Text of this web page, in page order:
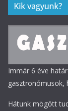
Kik vagyunk?
Immár 6 éve
gasztronómusok,
Hátunk mögött